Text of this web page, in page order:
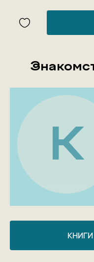
России, отмечая их
возникающие на
горизонтальных
К